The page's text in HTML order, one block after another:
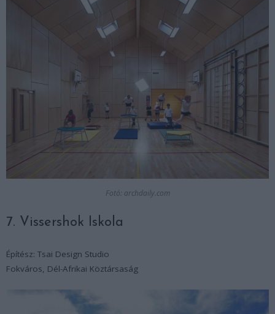
Fotó: archdaily.com
7. Vissershok Iskola
Építész: Tsai Design Studio
Fokváros, Dél-Afrikai Köztársaság